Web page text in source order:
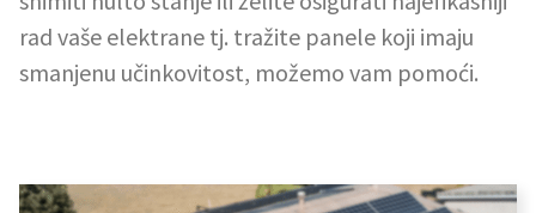
rad vaše elektrane tj. tražite panele koji imaju
smanjenu učinkovitost, možemo vam pomoći.